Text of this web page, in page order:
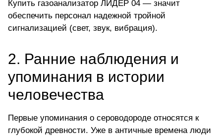
Купить газоанализатор ЛИДЕР 04 — значит
обеспечить персонал надежной тройной
сигнализацией (свет, звук, вибрация).
2. Ранние наблюдения и
упоминания в истории
человечества
Первые упоминания о сероводороде относятся к
глубокой древности. Уже в античные времена люди